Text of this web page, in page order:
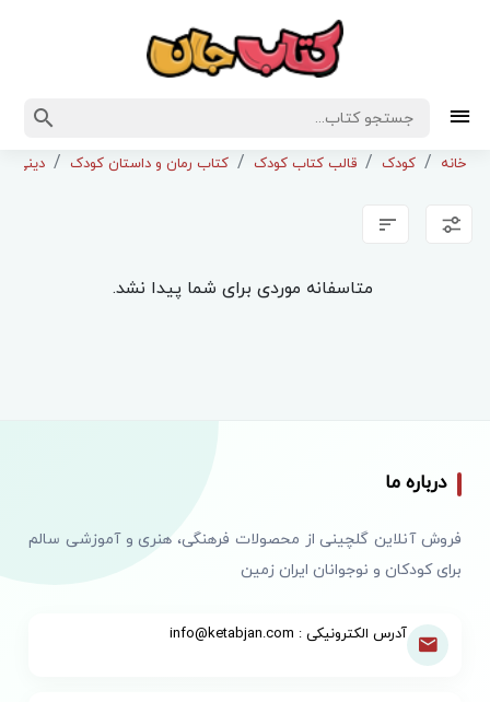
خانه کودک قالب کتاب کودک کتاب رمان و داستان کودک دینی
متاسفانه موردی برای شما پیدا نشد.
درباره ما
فروش آنلاین گلچینی از محصولات فرهنگی، هنری و آموزشی سالم
برای کودکان و نوجوانان ایران زمین
آدرس الکترونیکی : info@ketabjan.com